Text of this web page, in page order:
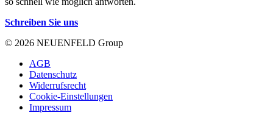
Schreiben Sie uns
© 2026 NEUENFELD Group
AGB
Datenschutz
Widerrufsrecht
Cookie-Einstellungen
Impressum